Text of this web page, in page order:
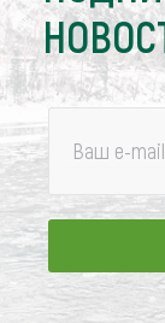
Ваш e-mail